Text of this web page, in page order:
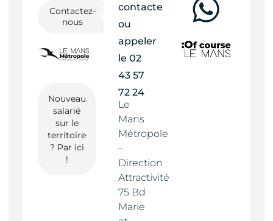
Contactez-
nous
Nouveau
salarié
sur le
territoire
? Par ici
!
contacter
ou
appeler
le02
43 57
72 24
Le
Mans
Métropole
–
Direction
Attractivité
75 Bd
Marie